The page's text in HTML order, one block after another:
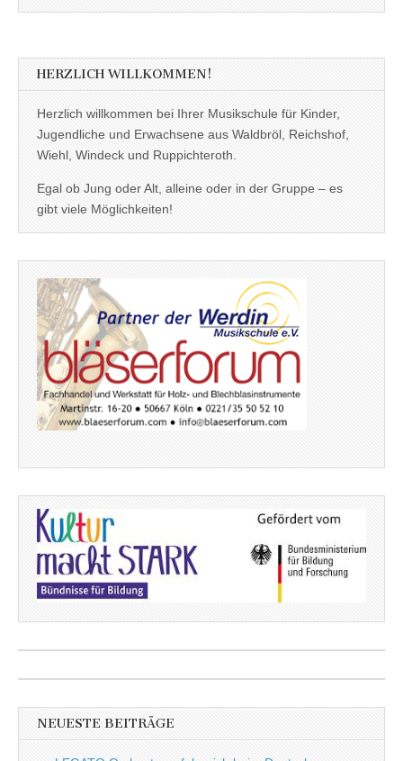
HERZLICH WILLKOMMEN!
Herzlich willkommen bei Ihrer Musikschule für Kinder,
Jugendliche und Erwachsene aus Waldbröl, Reichshof,
Wiehl, Windeck und Ruppichteroth.
Egal ob Jung oder Alt, alleine oder in der Gruppe – es
gibt viele Möglichkeiten!
NEUESTE BEITRÄGE